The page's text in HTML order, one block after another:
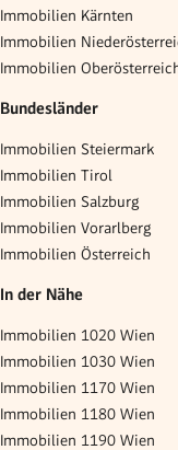
Immobilien Kärnten
Immobilien
Immobilien
Bundesländer
Immobilien Steiermark
Immobilien Tirol
Immobilien Salzburg
Immobilien Vorarlberg
Immobilien Österreich
In der Nähe
Immobilien 1020 Wien
Immobilien 1030 Wien
Immobilien 1170 Wien
Immobilien 1180 Wien
Immobilien 1190 Wien